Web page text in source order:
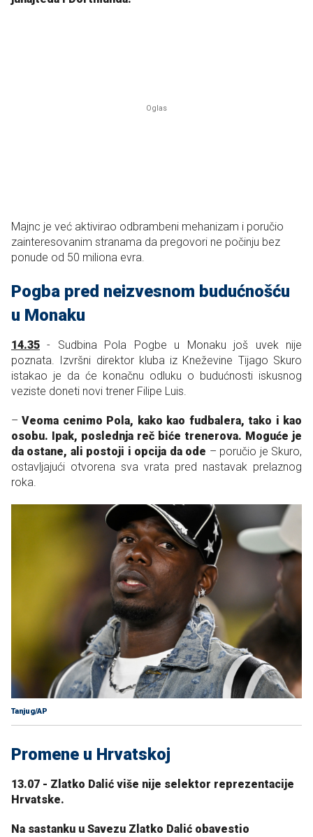
Majnc je već aktivirao odbrambeni mehanizam i poručio
zainteresovanim stranama da pregovori ne počinju bez
ponude od 50 miliona evra.
Pogba pred neizvesnom budućnošću
u Monaku
14.35 - Sudbina Pola Pogbe u Monaku još uvek nije
poznata. Izvršni direktor kluba iz Kneževine Tijago Skuro
istakao je da će konačnu odluku o budućnosti iskusnog
veziste doneti novi trener Filipe Luis.
–Veoma cenimo Pola, kako kao fudbalera, tako i kao
osobu. Ipak, poslednja reč biće trenerova. Moguće je
da ostane, ali postoji i opcija da ode – poručio je Skuro,
ostavljajući otvorena sva vrata pred nastavak prelaznog
roka.
Tanjug/AP
Promene u Hrvatskoj
13.07 - Zlatko Dalić više nije selektor reprezentacije
Hrvatske.
Na sastanku u Savezu Zlatko Dalić obavestio